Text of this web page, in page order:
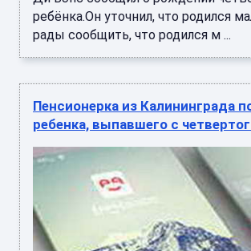
ребёнка.Он уточнил, что родился
рады сообщить, что родился м ...
Пенсионерка из Калининграда
ребенка, выпавшего с